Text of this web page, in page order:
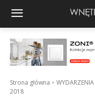
Strona główna WYDARZENIA
2018